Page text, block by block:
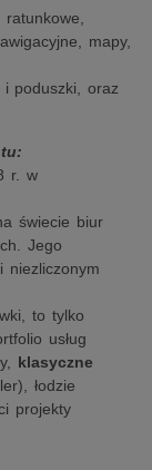
mapy,
poduszki, oraz
r. w
świecie biur
Jego
niezliczonym
to tylko
usług
klasyczne
łodzie
projekty